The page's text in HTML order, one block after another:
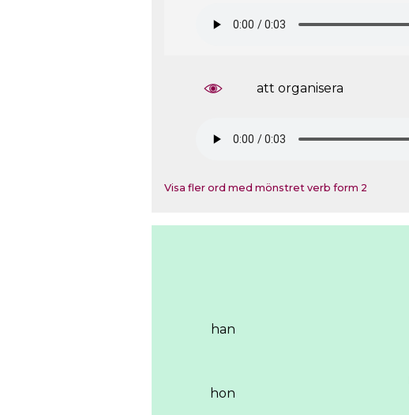
att organisera
Visa fler ord med mönstret verb form 2
han
hon